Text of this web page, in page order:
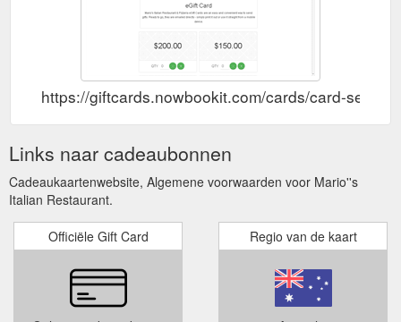
https://giftcards.nowbookit.com/cards/card-
Links naar cadeaubonnen
Cadeaukaartenwebsite, Algemene voorwaarden voor Mario''s
Italian Restaurant.
Officiële Gift Card Regio van de kaart